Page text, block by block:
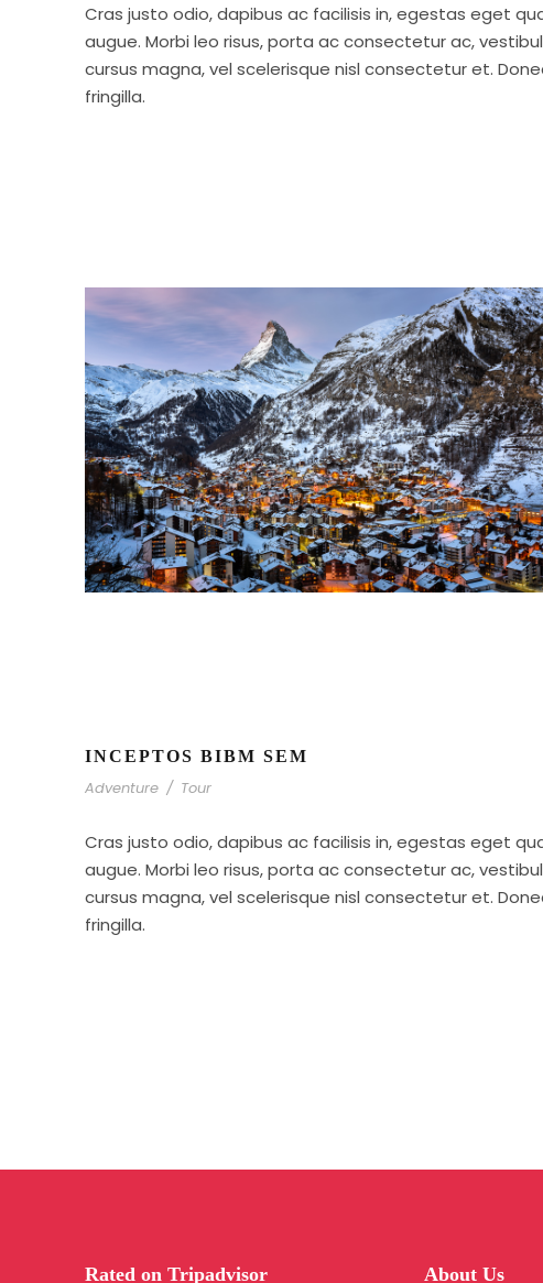
Cras justo odio, dapibus ac facilisis in, egestas eget
augue. Morbi leo risus, porta ac consectetur ac,
cursus magna, vel scelerisque nisl consectetur et.
fringilla.
INCEPTOS BIBM SEM
Adventure / Tour
Cras justo odio, dapibus ac facilisis in, egestas eget
augue. Morbi leo risus, porta ac consectetur ac,
cursus magna, vel scelerisque nisl consectetur et.
fringilla.
Rated on Tripadvisor About Us